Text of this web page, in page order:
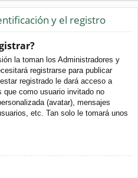
y el registro
la toman los Administradores y
registrarse para publicar
registrado le dará acceso a
como usuario invitado no
(avatar), mensajes
etc. Tan solo le tomará unos